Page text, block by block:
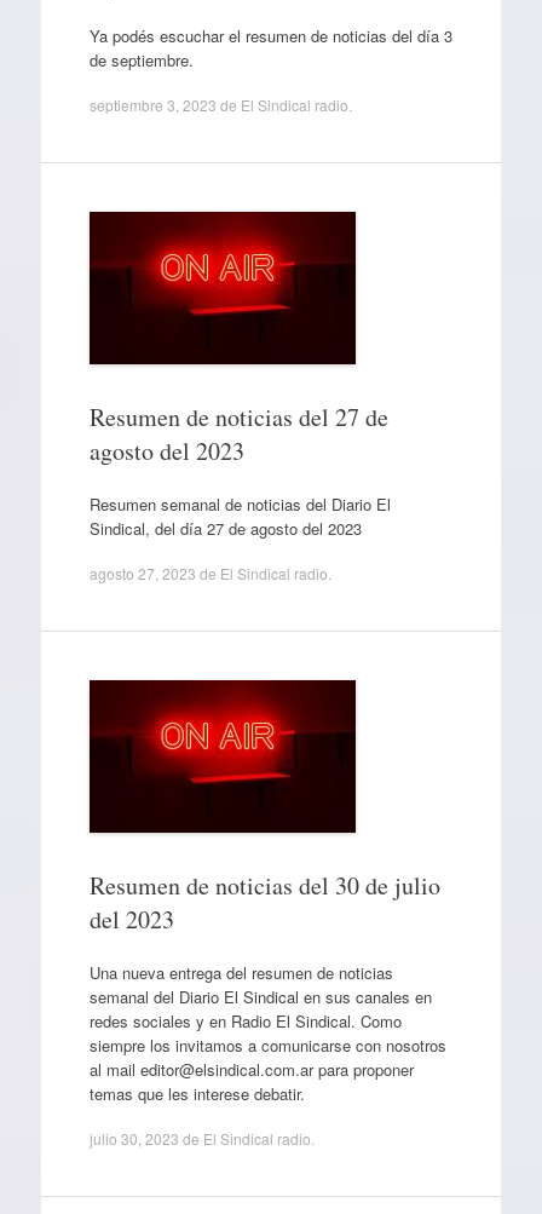
Ya podés escuchar el resumen de noticias del día 3
de septiembre.
septiembre 3, 2023 de El Sindical radio
Resumen de noticias del 27 de
agosto del 2023
Resumen semanal de noticias del Diario El
Sindical, del día 27 de agosto del 2023
agosto 27, 2023 de El Sindical radio
Resumen de noticias del 30 de julio
del 2023
Una nueva entrega del resumen de noticias
semanal del Diario El Sindical en sus canales en
redes sociales y en Radio El Sindical. Como
siempre los invitamos a comunicarse con nosotros
al mail editor@elsindical.com.ar para proponer
temas que les interese debatir.
julio 30, 2023 de El Sindical radio